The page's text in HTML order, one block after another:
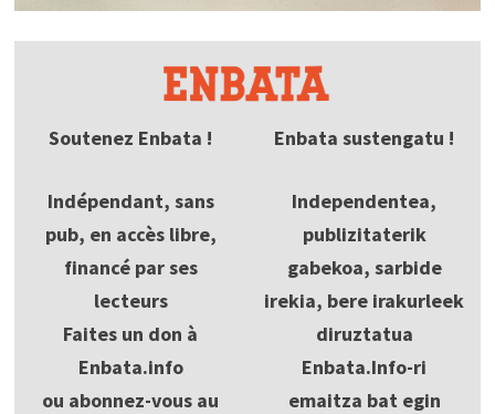
Soutenez Enbata !
Indépendant, sans
pub, en accès libre,
financé par ses
lecteurs
Faites un don à
Enbata.info
ou abonnez-vous au
Enbata sustengatu !
Independentea,
publizitaterik
gabekoa, sarbide
irekia, bere irakurleek
diruztatua
Enbata.Info-ri
emaitza bat egin